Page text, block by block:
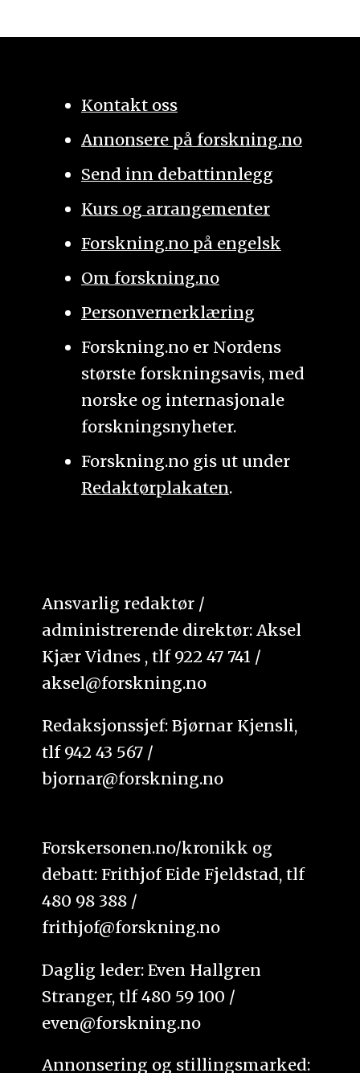
Kontakt oss
Annonsere på forskning.no
Send inn debattinnlegg
Kurs og arrangementer
Forskning.no på engelsk
Om forskning.no
Personvernerklæring
Forskning.no er Nordens
største forskningsavis, med
norske og internasjonale
forskningsnyheter.
Forskning.no gis ut under
Redaktørplakaten.
Ansvarlig redaktør /
administrerende direktør: Aksel
Kjær Vidnes , tlf 922 47 741 /
aksel@forskning.no
Redaksjonssjef: Bjørnar Kjensli,
tlf 942 43 567 /
bjornar@forskning.no
Forskersonen.no/kronikk og
debatt: Frithjof Eide Fjeldstad, tlf
480 98 388 /
frithjof@forskning.no
Daglig leder: Even Hallgren
Stranger, tlf 480 59 100 /
even@forskning.no
Annonsering og stillingsmarked: